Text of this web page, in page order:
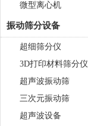
微型离心机
振动筛分设备
超细筛分仪
3D打印材料筛分仪
超声波振动筛
三次元振动筛
超声波设备